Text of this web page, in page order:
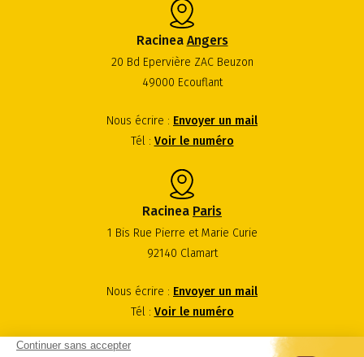
Racinea Angers
20 Bd Epervière ZAC Beuzon
49000 Ecouflant
Nous écrire : Envoyer un mail
Tél : Voir le numéro
Racinea Paris
1 Bis Rue Pierre et Marie Curie
92140 Clamart
Nous écrire : Envoyer un mail
Tél : Voir le numéro